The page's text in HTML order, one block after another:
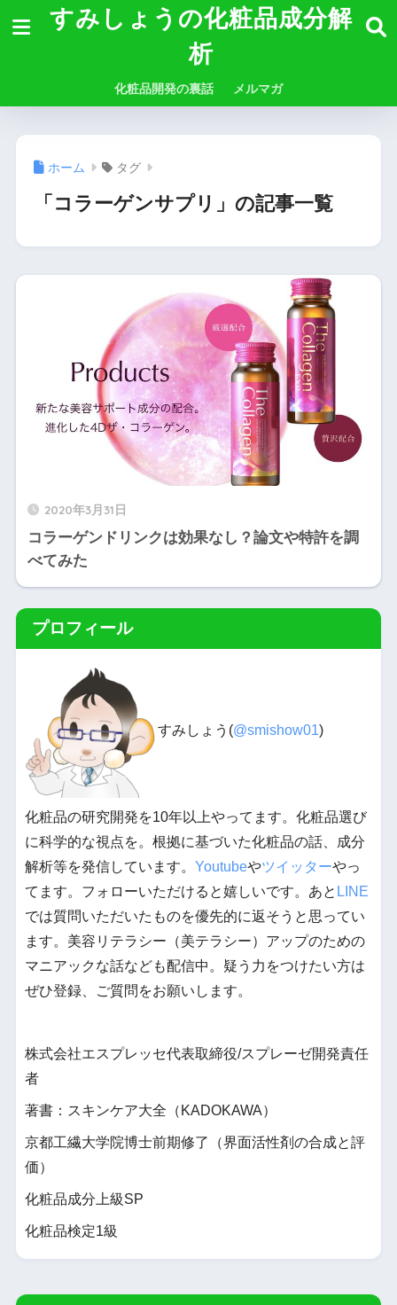
すみしょうの化粧品成分解
析
化粧品開発の裏話 メルマガ
ホーム タグ
「コラーゲンサプリ」の記事一覧
2020年3月31日
コラーゲンドリンクは効果なし？論文や特許を調
べてみた
プロフィール
すみしょう(@smishow01)
化粧品の研究開発を10年以上やってます。化粧品選び
に科学的な視点を。根拠に基づいた化粧品の話、成分
解析等を発信しています。 Youtubeやツイッターやっ
てます。フォローいただけると嬉しいです。あと LINE
では質問いただいたものを優先的に返そうと思ってい
ます。美容リテラシー（美テラシー）アップのための
マニアックな話なども配信中。疑う力をつけたい方は
ぜひ登録、ご質問をお願いします。
株式会社エスプレッセ代表取締役/スプレーゼ開発責任
者
著書：スキンケア大全（KADOKAWA）
京都工繊大学院博士前期修了（界面活性剤の合成と評
価）
化粧品成分上級SP
化粧品検定1級